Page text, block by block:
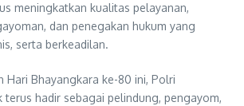
meningkatkan kualitas pelayanan,
dan penegakan hukum yang
serta berkeadilan.
Hari Bhayangkara ke-80 ini, Polri
terus hadir sebagai pelindung, pengayom,